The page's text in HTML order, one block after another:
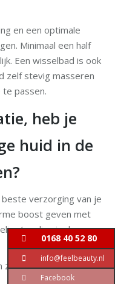
en een optimale
Minimaal een half
Een wisselbad is ook
zelf stevig masseren
passen.
heb je
huid in de
verzorging van je
boost geven met
peeling in de
zeker even contact op.
0168 40 52 80
info@feelbeauty.nl
Facebook